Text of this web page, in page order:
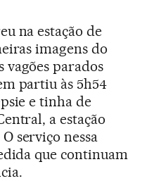
na estação de
imagens do
parados
partiu às 5h54
e tinha de
a estação
serviço nessa
que continuam